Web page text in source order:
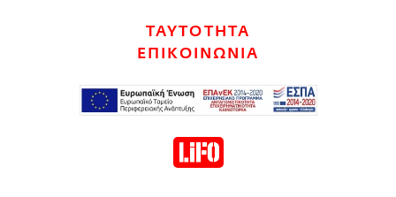
ΤΑΥΤΟΤΗΤΑ
ΕΠΙΚΟΙΝΩΝΙΑ